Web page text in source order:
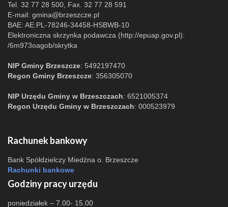
Tel. 32 77 28 500, Fax. 32 77 28 591
E-mail: gmina@brzeszcze.pl
BAE: AE:PL-78246-34458-HSBWB-10
Elektroniczna skrzynka podawcza (http://epuap.gov.pl):
/6m973oagob/skrytka
NIP Gminy Brzeszcze: 5492197470
Regon Gminy Brzeszcze: 356305070
NIP Urzędu Gminy w Brzeszczach: 6521005374
Regon Urzędu Gminy w Brzeszczach: 000523979
Rachunek bankowy
Bank Spółdzielczy Miedźna o. Brzeszcze
Rachunki bankowe
Godziny pracy urzędu
poniedziałek – 7.00- 15.00